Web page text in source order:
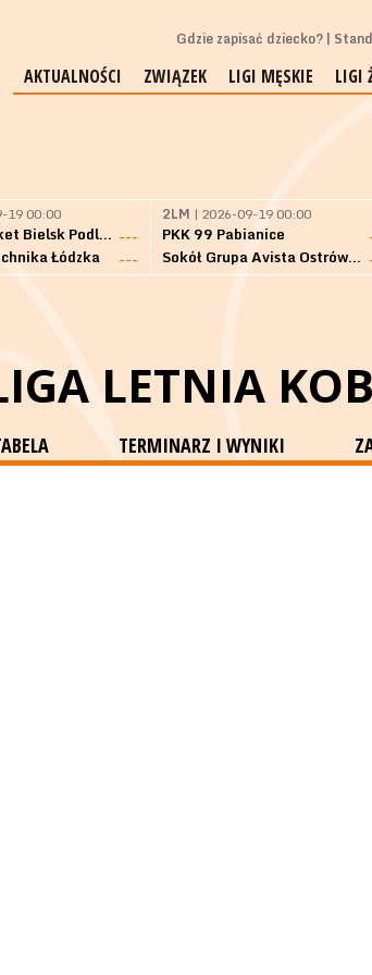
Gdzie zapisać dziecko?
AKTUALNOŚCI ZWIĄZEK LIGI MĘSKIE LIGI
19 00:00
KKS Tur Basket Bielsk Podlaski ---
Łódzka
---
2LM | 2026-09-19 00:00
PKK 99 Pabianice
Sokół Grupa Avista Ostrów Maz.
LETNIA
TERMINARZ I WYNIKI